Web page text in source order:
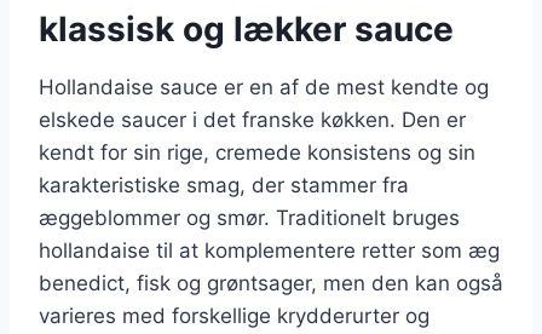
klassisk og lækker sauce
Hollandaise sauce er en af de mest kendte og
elskede saucer i det franske køkken. Den er
kendt for sin rige, cremede konsistens og sin
karakteristiske smag, der stammer fra
æggeblommer og smør. Traditionelt bruges
hollandaise til at komplementere retter som æg
benedict, fisk og grøntsager, men den kan også
varieres med forskellige krydderurter og